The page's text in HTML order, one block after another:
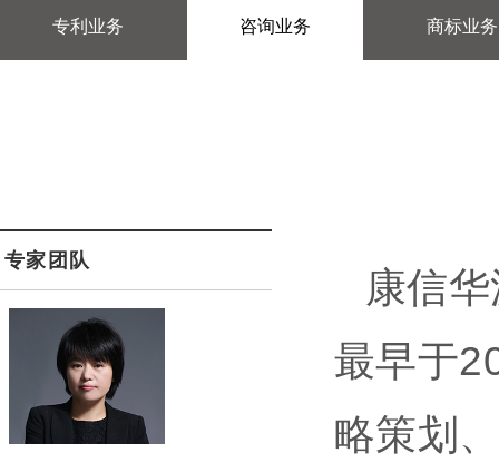
专利业务 咨询业务 商标业务
专家团队
康信
最早于
略策划